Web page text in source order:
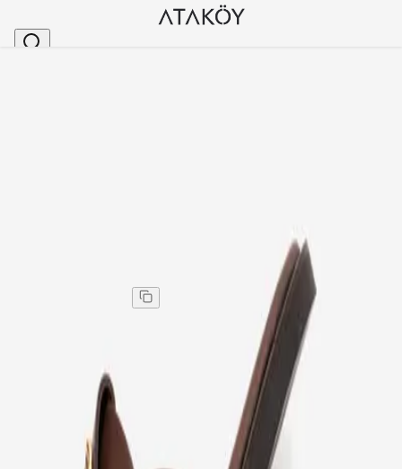
Kadın Hakiki Deri Düz Tabanlı Terlik Kahve
Kadın Hakiki Deri Düz Tabanlı Terlik Kahve
Aynı gün kargo
2.277,00 TL
2.277,00 TL
3.795,00 TL